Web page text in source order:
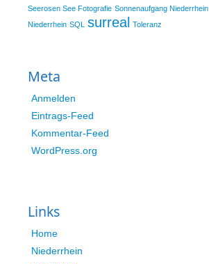
Seerosen See Fotografie Sonnenaufgang Niederrhein
Niederrhein SQL surreal Toleranz
Meta
Anmelden
Eintrags-Feed
Kommentar-Feed
WordPress.org
Links
Home
Niederrhein